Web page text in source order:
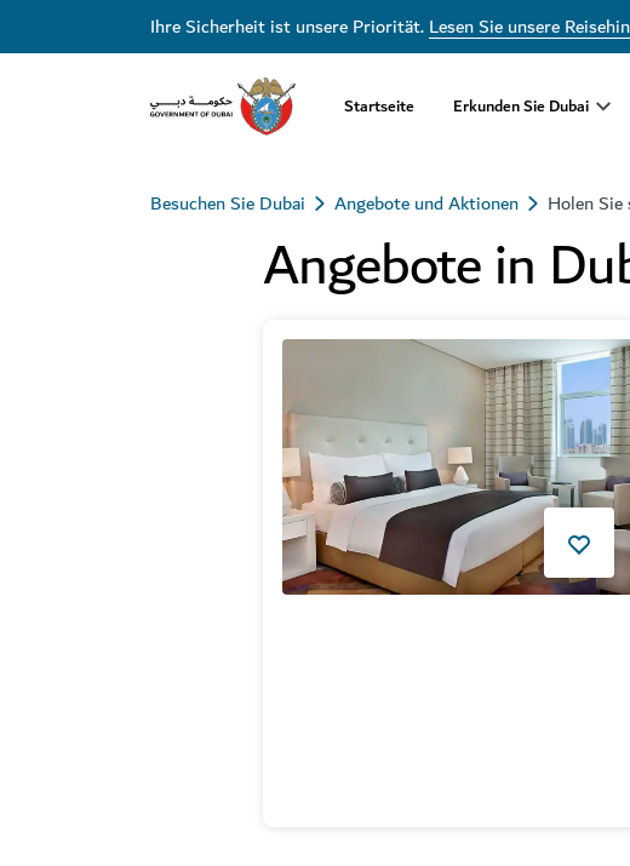
Ihre Sicherheit ist unsere Priorität.Lesen Sie unsere
Startseite Erkunden Sie Dubai
Besuchen Sie Dubai Angebote und Aktionen Holen
Angebote in